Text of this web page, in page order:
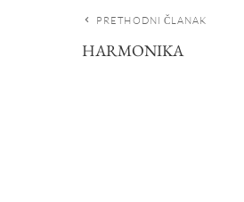
PRETHODNI ČLANAK
HARMONIKA